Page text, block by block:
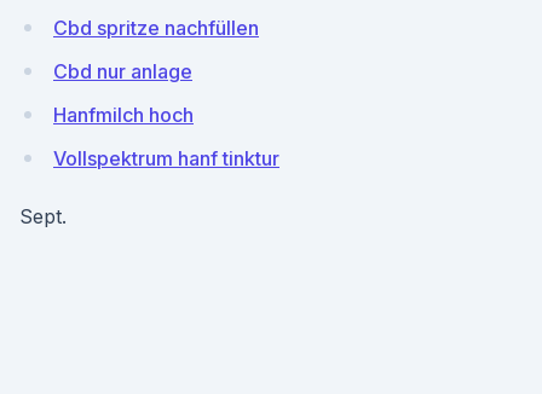
Cbd spritze nachfüllen
Cbd nur anlage
Hanfmilch hoch
Vollspektrum hanf tinktur
Sept.